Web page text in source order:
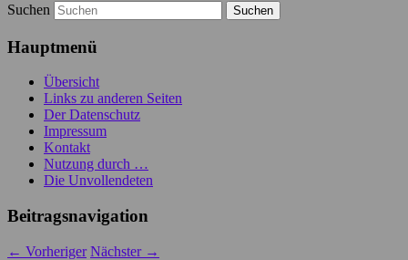
Suchen
Hauptmenü
Übersicht
Links zu anderen Seiten
Der Datenschutz
Impressum
Kontakt
Nutzung durch …
Die Unvollendeten
Beitragsnavigation
← Vorheriger Nächster →